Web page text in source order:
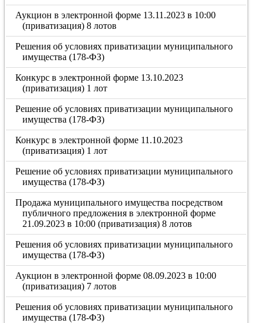
Аукцион в электронной форме 13.11.2023 в 10:00
(приватизация) 8 лотов
Решения об условиях приватизации муниципального
имущества (178-ФЗ)
Конкурс в электронной форме 13.10.2023
(приватизация) 1 лот
Решение об условиях приватизации муниципального
имущества (178-ФЗ)
Конкурс в электронной форме 11.10.2023
(приватизация) 1 лот
Решение об условиях приватизации муниципального
имущества (178-ФЗ)
Продажа муниципального имущества посредством
публичного предложения в электронной форме
21.09.2023 в 10:00 (приватизация) 8 лотов
Решения об условиях приватизации муниципального
имущества (178-ФЗ)
Аукцион в электронной форме 08.09.2023 в 10:00
(приватизация) 7 лотов
Решения об условиях приватизации муниципального
имущества (178-ФЗ)